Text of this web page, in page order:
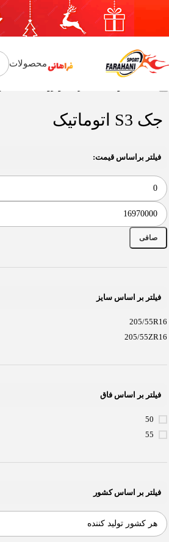
محصولات
جک S3 اتوماتیک
فیلتر براساس قیمت:
صافی
فیلتر بر اساس سایز
205/55R16
205/55ZR16
فیلتر بر اساس فاق
50
55
فیلتر بر اساس کشور